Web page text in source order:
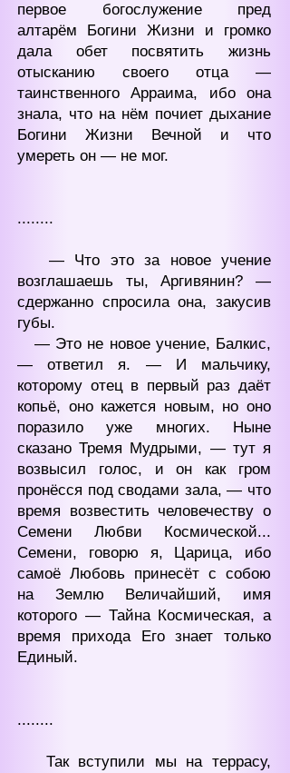
первое богослужение пред
алтарём Богини Жизни и громко
дала обет посвятить жизнь
отысканию своего отца —
таинственного Арраима, ибо она
знала, что на нём почиет дыхание
Богини Жизни Вечной и что
умереть он — не мог.
........
— Что это за новое учение
возглашаешь ты, Аргивянин? —
сдержанно спросила она, закусив
губы.
— Это не новое учение, Балкис,
— ответил я. — И мальчику,
которому отец в первый раз даёт
копьё, оно кажется новым, но оно
поразило уже многих. Ныне
сказано Тремя Мудрыми, — тут я
возвысил голос, и он как гром
пронёсся под сводами зала, — что
время возвестить человечеству о
Семени Любви Космической...
Семени, говорю я, Царица, ибо
самоё Любовь принесёт с собою
на Землю Величайший, имя
которого — Тайна Космическая, а
время прихода Его знает только
Единый.
........
Так вступили мы на террасу,